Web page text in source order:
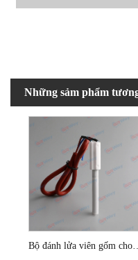
Những sảm phẩm
Bộ đánh lửa viên gốm